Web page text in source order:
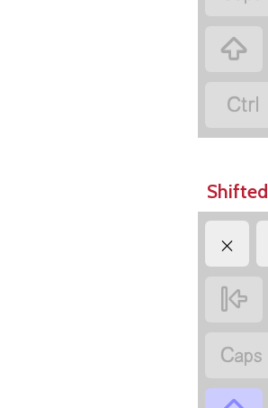
‏
‏
Shifted
‏
‏
‏